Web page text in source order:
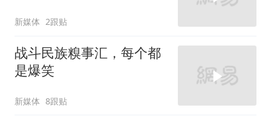
新媒体 2跟贴
战斗民族糗事汇，每个都
是爆笑
新媒体 8跟贴